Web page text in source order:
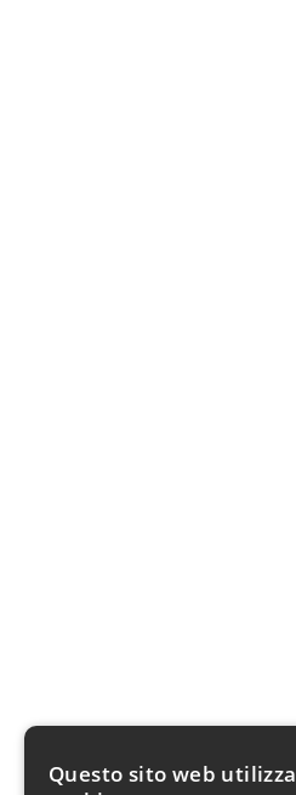
Questo sito web utilizza